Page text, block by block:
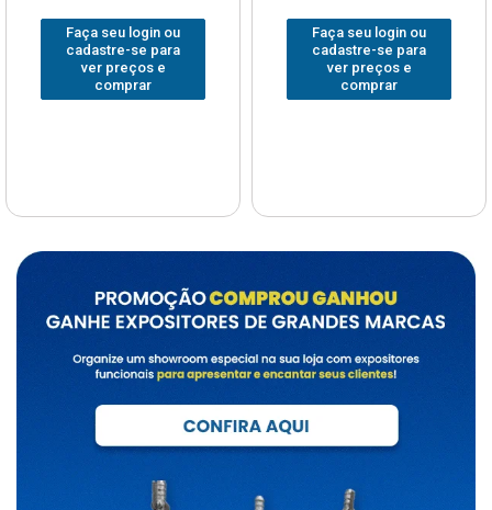
Faça seu login ou
cadastre-se para
ver preços e
comprar
Faça seu login ou
cadastre-se para
ver preços e
comprar